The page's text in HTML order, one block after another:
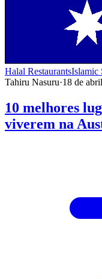
Halal RestaurantsIslamic
Tahiru Nasuru·18 de
10 melhores
viverem na